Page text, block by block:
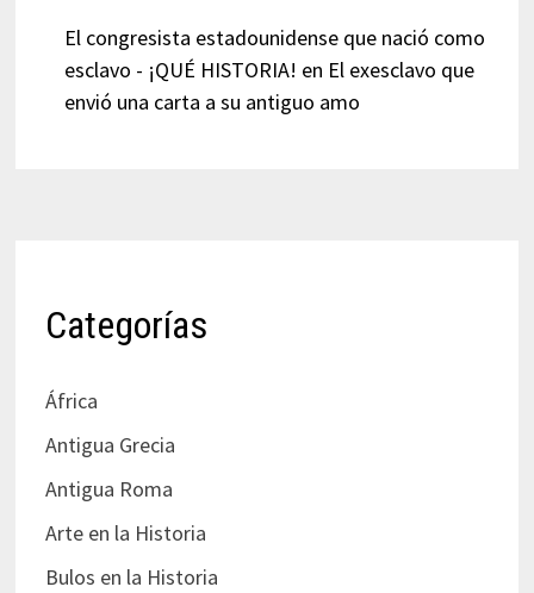
El congresista estadounidense que nació como
esclavo - ¡QUÉ HISTORIA! en El exesclavo que
envió una carta a su antiguo amo
Categorías
África
Antigua Grecia
Antigua Roma
Arte en la Historia
Bulos en la Historia